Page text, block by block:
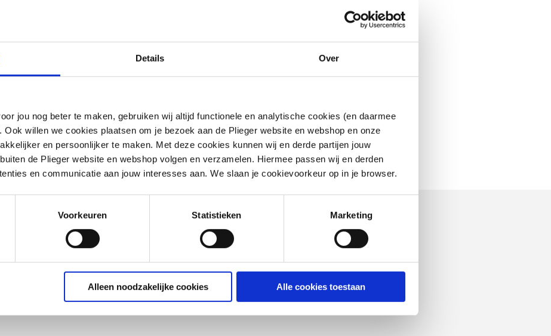
Details Over
jou nog beter te maken, gebruiken wij altijd functionele en analytische cookies (en daarmee
Ook willen we cookies plaatsen om je bezoek aan de Plieger website en webshop en onze
en persoonlijker te maken. Met deze cookies kunnen wij en derde partijen jouw
de Plieger website en webshop volgen en verzamelen. Hiermee passen wij en derden
en communicatie aan jouw interesses aan. We slaan je cookievoorkeur op in je browser.
Voorkeuren Statistieken Marketing
Alleen noodzakelijke cookies Alle cookies toestaan